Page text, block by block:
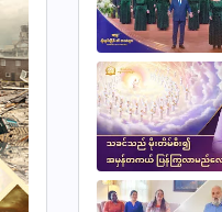
3:46
4:31